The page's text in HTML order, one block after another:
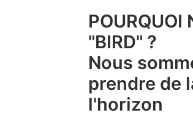
POURQUOI
"BIRD" ?
Nous
prendre de
l'horizon